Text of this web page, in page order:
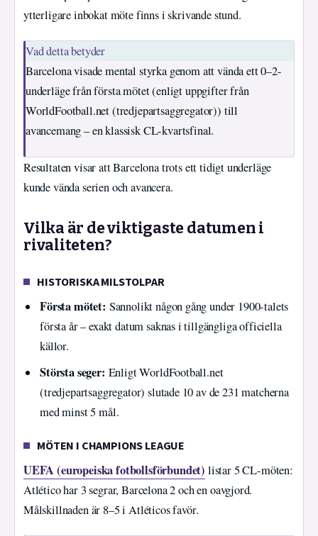
ytterligare inbokat möte finns i skrivande stund.
Vad detta betyder
Barcelona visade mental styrka genom att vända ett 0–2-
underläge från första mötet (enligt uppgifter från
WorldFootball.net (tredjepartsaggregator)) till
avancemang – en klassisk CL-kvartsfinal.
Resultaten visar att Barcelona trots ett tidigt underläge
kunde vända serien och avancera.
Vilka är de viktigaste datumen i
rivaliteten?
HISTORISKA MILSTOLPAR
Första mötet: Sannolikt någon gång under 1900-talets
första år – exakt datum saknas i tillgängliga officiella
källor.
Största seger: Enligt WorldFootball.net
(tredjepartsaggregator) slutade 10 av de 231 matcherna
med minst 5 mål.
MÖTEN I CHAMPIONS LEAGUE
UEFA (europeiska fotbollsförbundet) listar 5 CL-möten:
Atlético har 3 segrar, Barcelona 2 och en oavgjord.
Målskillnaden är 8–5 i Atléticos favör.